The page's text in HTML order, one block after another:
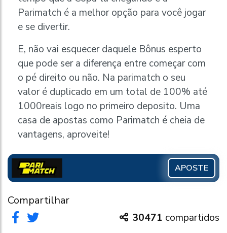
Parimatch é a melhor opção para você jogar
e se divertir.
E, não vai esquecer daquele Bônus esperto
que pode ser a diferença entre começar com
o pé direito ou não. Na parimatch o seu
valor é duplicado em um total de 100% até
1000reais logo no primeiro deposito. Uma
casa de apostas como Parimatch é cheia de
vantagens, aproveite!
APOSTE
Compartilhar
30471 compartidos